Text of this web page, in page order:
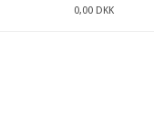
0,00 DKK